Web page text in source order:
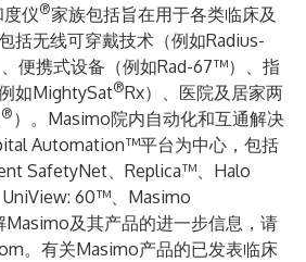
仪®家族包括旨在用于各类临床及
括无线可穿戴技术（例如Radius-
便携式设备（例如Rad-67™）、指
如MightySat®Rx）、医院及居家两
® ）。Masimo院内自动化和互通解决
Automation™平台为中心，包括
SafetyNet、Replica™、Halo
60™、Masimo
及其产品的进一步信息，请
。有关Masimo产品的已发表临床